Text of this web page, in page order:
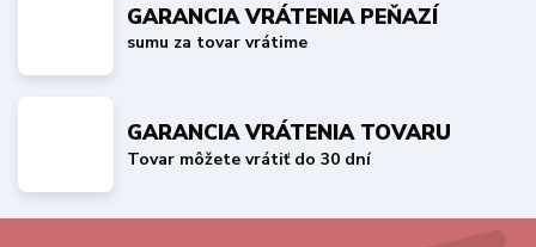
GARANCIA VRÁTENIA PEŇAZÍ
sumu za tovar vrátime
GARANCIA VRÁTENIA TOVARU
Tovar môžete vrátiť do 30 dní